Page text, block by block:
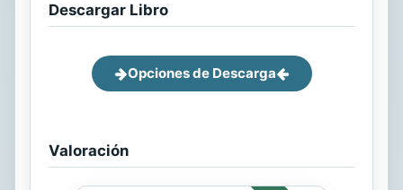
Descargar Libro
Opciones de Descarga
Valoración